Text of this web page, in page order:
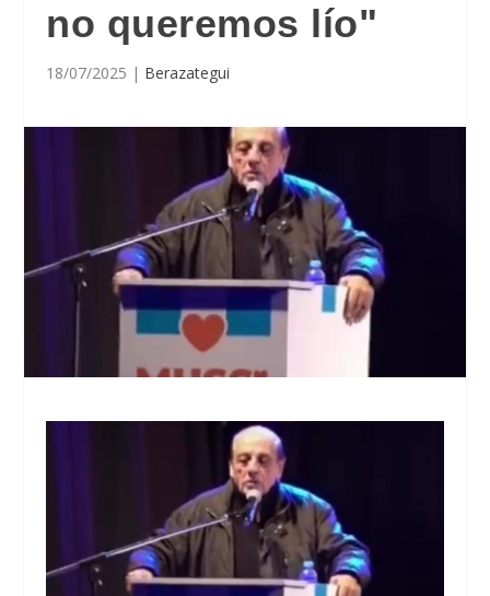
no queremos lío"
18/07/2025 | Berazategui